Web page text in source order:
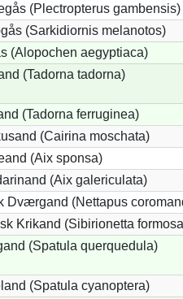
(Plectropterus gambensis)
(Sarkidiornis melanotos)
(Alopochen aegyptiaca)
(Tadorna tadorna)
(Tadorna ferruginea)
(Cairina moschata)
(Aix sponsa)
(Aix galericulata)
Dværgand (Nettapus
Krikand (Sibirionetta
(Spatula querquedula)
(Spatula cyanoptera)